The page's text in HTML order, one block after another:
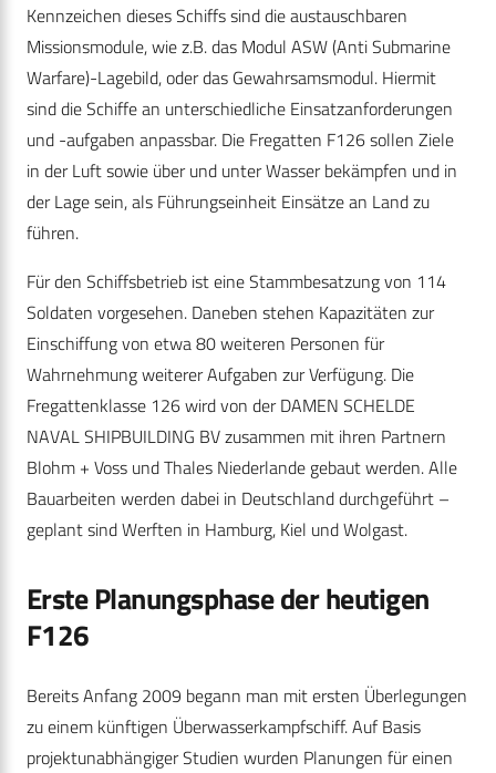
Kennzeichen dieses Schiffs sind die austauschbaren
Missionsmodule, wie z.B. das Modul ASW (Anti Submarine
Warfare)-Lagebild, oder das Gewahrsamsmodul. Hiermit
sind die Schiffe an unterschiedliche Einsatzanforderungen
und -aufgaben anpassbar. Die Fregatten F126 sollen Ziele
in der Luft sowie über und unter Wasser bekämpfen und in
der Lage sein, als Führungseinheit Einsätze an Land zu
führen.
Für den Schiffsbetrieb ist eine Stammbesatzung von 114
Soldaten vorgesehen. Daneben stehen Kapazitäten zur
Einschiffung von etwa 80 weiteren Personen für
Wahrnehmung weiterer Aufgaben zur Verfügung. Die
Fregattenklasse 126 wird von der DAMEN SCHELDE
NAVAL SHIPBUILDING BV zusammen mit ihren Partnern
Blohm + Voss und Thales Niederlande gebaut werden. Alle
Bauarbeiten werden dabei in Deutschland durchgeführt –
geplant sind Werften in Hamburg, Kiel und Wolgast.
Erste Planungsphase der heutigen
F126
Bereits Anfang 2009 begann man mit ersten Überlegungen
zu einem künftigen Überwasserkampfschiff. Auf Basis
projektunabhängiger Studien wurden Planungen für einen